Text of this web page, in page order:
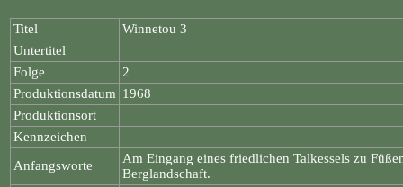
Titel
Winnetou 3
Untertitel
Folge
2
Produktionsdatum 1968
Produktionsort
Kennzeichen
Anfangsworte
Am Eingang eines friedlichen Talkessels zu
Berglandschaft.